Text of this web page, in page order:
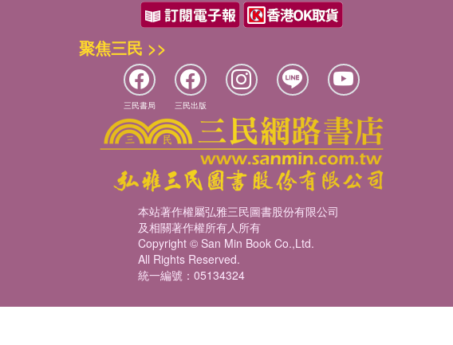
聚焦三民 >>
三民書局 三民出版
本站著作權屬弘雅三民圖書股份有限公司
及相關著作權所有人所有
Copyright © San Min Book Co.,Ltd.
All Rights Reserved.
統一編號：05134324